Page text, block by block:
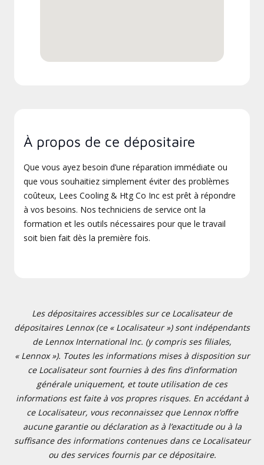
À propos de ce dépositaire
Que vous ayez besoin d’une réparation immédiate ou
que vous souhaitiez simplement éviter des problèmes
coûteux, Lees Cooling & Htg Co Inc est prêt à répondre
à vos besoins. Nos techniciens de service ont la
formation et les outils nécessaires pour que le travail
soit bien fait dès la première fois.
Les dépositaires accessibles sur ce Localisateur de
dépositaires Lennox (ce « Localisateur ») sont indépendants
de Lennox International Inc. (y compris ses filiales,
« Lennox »). Toutes les informations mises à disposition sur
ce Localisateur sont fournies à des fins d’information
générale uniquement, et toute utilisation de ces
informations est faite à vos propres risques. En accédant à
ce Localisateur, vous reconnaissez que Lennox n’offre
aucune garantie ou déclaration as à l’exactitude ou à la
suffisance des informations contenues dans ce Localisateur
ou des services fournis par ce dépositaire.